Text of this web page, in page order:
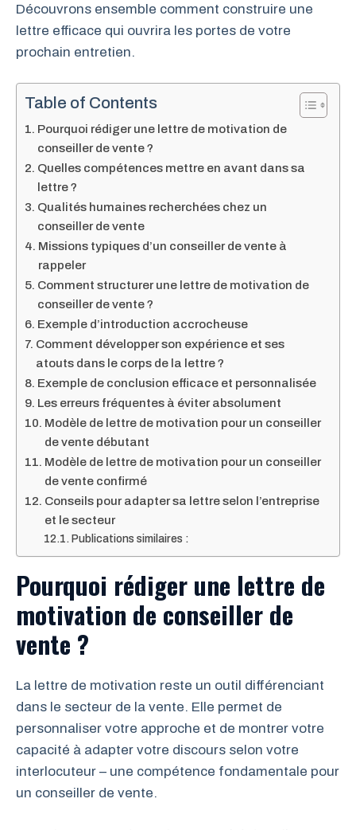
Découvrons ensemble comment construire une
lettre efficace qui ouvrira les portes de votre
prochain entretien.
Table of Contents
Pourquoi rédiger une lettre de motivation de
conseiller de vente ?
Quelles compétences mettre en avant dans sa
lettre ?
Qualités humaines recherchées chez un
conseiller de vente
Missions typiques d’un conseiller de vente à
rappeler
Comment structurer une lettre de motivation de
conseiller de vente ?
Exemple d’introduction accrocheuse
Comment développer son expérience et ses
atouts dans le corps de la lettre ?
Exemple de conclusion efficace et personnalisée
Les erreurs fréquentes à éviter absolument
Modèle de lettre de motivation pour un conseiller
de vente débutant
Modèle de lettre de motivation pour un conseiller
de vente confirmé
Conseils pour adapter sa lettre selon l’entreprise
et le secteur
Publications similaires :
Pourquoi rédiger une lettre de
motivation de conseiller de
vente ?
La lettre de motivation reste un outil différenciant
dans le secteur de la vente. Elle permet de
personnaliser votre approche et de montrer votre
capacité à adapter votre discours selon votre
interlocuteur – une compétence fondamentale pour
un conseiller de vente.